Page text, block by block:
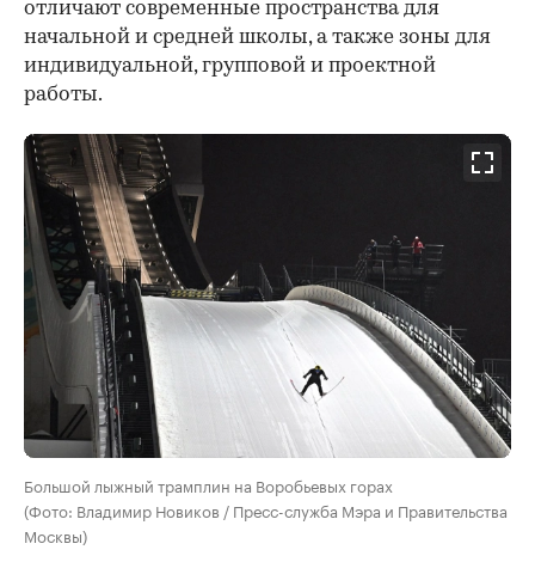
отличают современные пространства для
начальной и средней школы, а также зоны для
индивидуальной, групповой и проектной
работы.
Большой лыжный трамплин на Воробьевых горах
(Фото: Владимир Новиков / Пресс-служба Мэра и Правительства
Москвы)